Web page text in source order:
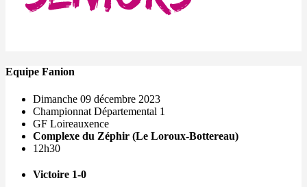
Equipe Fanion
Dimanche 09 décembre 2023
Championnat Départemental 1
GF Loireauxence
Complexe du Zéphir (Le Loroux-Bottereau)
12h30
Victoire 1-0